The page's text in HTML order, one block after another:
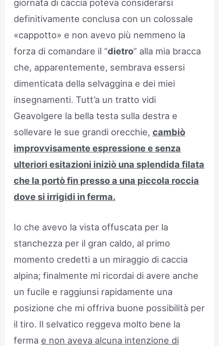
giornata di caccia poteva considerarsi
definitivamente conclusa con un colossale
«cappotto» e non avevo più nemmeno la
forza di comandare il “dietro” alla mia bracca
che, apparentemente, sembrava essersi
dimenticata della selvaggina e dei miei
insegnamenti. Tutt’a un tratto vidi
Geavolgere la bella testa sulla destra e
sollevare le sue grandi orecchie,cambiò
improvvisamente espressione e senza
ulteriori esitazioni iniziò una splendida filata
che la portò fin presso a una piccola roccia
dove si irrigidi in ferma.
Io che avevo la vista offuscata per la
stanchezza per il gran caldo, al primo
momento credetti a un miraggio di caccia
alpina; finalmente mi ricordai di avere anche
un fucile e raggiunsi rapidamente una
posizione che mi offriva buone possibilità per
il tiro. Il selvatico reggeva molto bene la
ferma e non aveva alcuna intenzione di